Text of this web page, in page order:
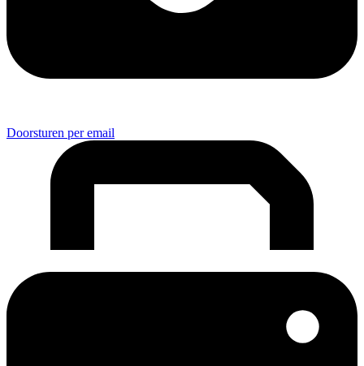
Doorsturen per email